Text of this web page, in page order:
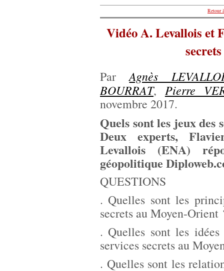
Retour
Vidéo A. Levallois et
ParAgnès
BOURRAT, Pierre
novembre 2017.
Quels sont les jeux des
Deux experts,
Levallois (ENA)
géopolitique
QUESTIONS
. Quelles sont les
secrets au Moyen-Orient
. Quelles sont les
services secrets au
. Quelles sont les